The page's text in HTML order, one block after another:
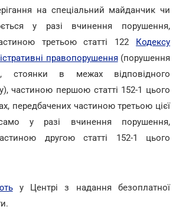
на спеціальний майданчик чи
у разі вчинення порушення,
третьою статті 122 Кодексу
правопорушення (порушення
стоянки в межах відповідного
частиною першою статті 152-1 цього
передбачених частиною третьою цієї
у разі вчинення порушення,
другою статті 152-1 цього
у Центрі з надання безоплатної